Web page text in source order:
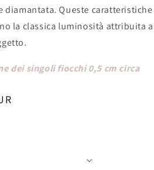
diamantata. Queste caratteristiche
la classica luminosità attribuita a
dei singoli fiocchi 0,5 cm circa